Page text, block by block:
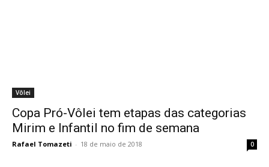
Vôlei
Copa Pró-Vôlei tem etapas das categorias
Mirim e Infantil no fim de semana
Rafael Tomazeti - 18 de maio de 2018 0